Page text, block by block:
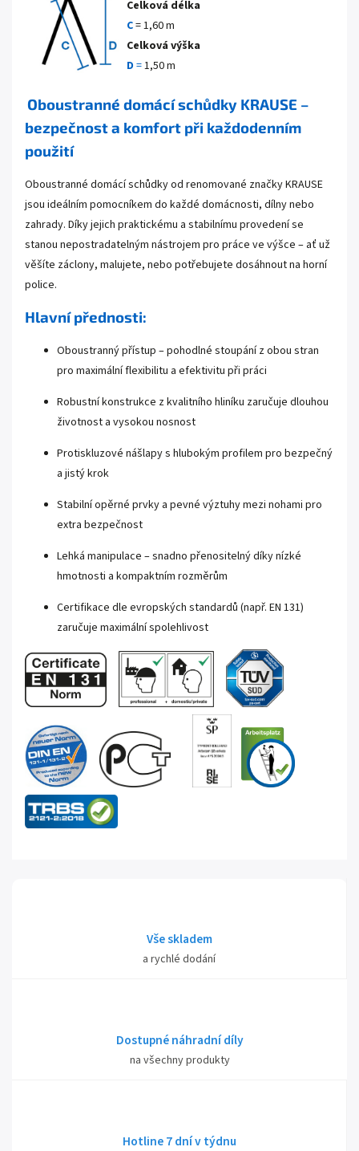
Celková délka
C= 1,60 m
Celková výška
D =1,50 m
Oboustranné domácí schůdky KRAUSE –
bezpečnost a komfort při každodenním
použití
Oboustranné domácí schůdky od renomované značky KRAUSE
jsou ideálním pomocníkem do každé domácnosti, dílny nebo
zahrady. Díky jejich praktickému a stabilnímu provedení se
stanou nepostradatelným nástrojem pro práce ve výšce – ať už
věšíte záclony, malujete, nebo potřebujete dosáhnout na horní
police.
Hlavní přednosti:
Oboustranný přístup – pohodlné stoupání z obou stran
pro maximální flexibilitu a efektivitu při práci
Robustní konstrukce z kvalitního hliníku zaručuje dlouhou
životnost a vysokou nosnost
Protiskluzové nášlapy s hlubokým profilem pro bezpečný
a jistý krok
Stabilní opěrné prvky a pevné výztuhy mezi nohami pro
extra bezpečnost
Lehká manipulace – snadno přenositelný díky nízké
hmotnosti a kompaktním rozměrům
Certifikace dle evropských standardů (např. EN 131)
zaručuje maximální spolehlivost
Vše skladem
a rychlé dodání
Dostupné náhradní díly
na všechny produkty
Hotline 7 dní v týdnu